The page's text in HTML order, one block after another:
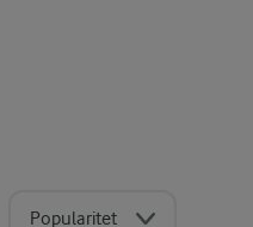
Popularitet